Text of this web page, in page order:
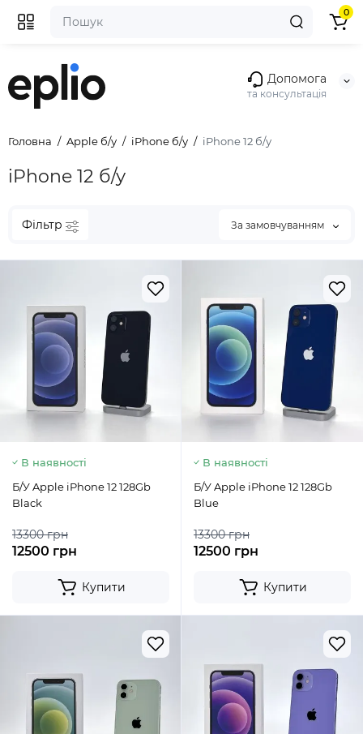
Допомога
та консультація
0
Головна Apple б/у iPhone б/у iPhone 12 б/у
iPhone 12 б/у
Фільтр За замовчуванням
В наявності
Б/У Apple iPhone 12 128Gb
Black
13300 грн
12500 грн
Купити
В наявності
Б/У Apple iPhone 12 128Gb
Blue
13300 грн
12500 грн
Купити